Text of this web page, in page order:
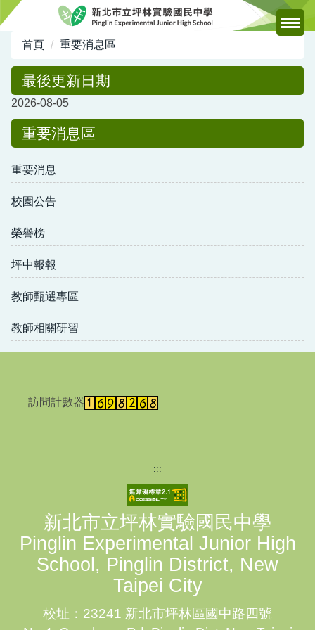
跳
容
首頁 重要消息區
最後更新日期
2026-08-05
重要消息區
重要消息
校園公告
榮譽榜
坪中報報
教師甄選專區
教師相關研習
訪問計數器
:::
新北市立坪林實驗國民中學
Pinglin Experimental Junior High
School, Pinglin District, New
Taipei City
校址：23241 新北市坪林區國中路四號